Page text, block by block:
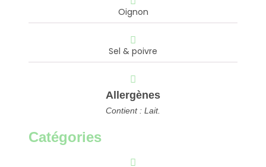
Oignon
Sel & poivre
Allergènes
Contient : Lait.
Catégories